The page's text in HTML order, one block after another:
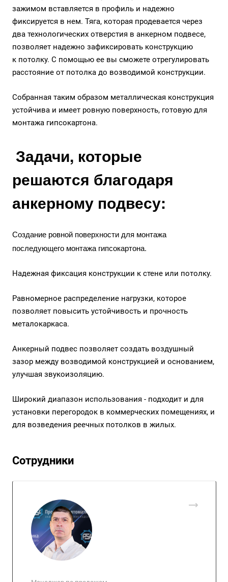
зажимом вставляется в профиль и надежно
фиксируется в нем. Тяга, которая продевается через
два технологических отверстия в анкерном подвесе,
позволяет надежно зафиксировать конструкцию
к потолку. С помощью ее вы сможете отрегулировать
расстояние от потолка до возводимой конструкции.
Собранная таким образом металлическая конструкция
устойчива и имеет ровную поверхность, готовую для
монтажа гипсокартона.
Задачи, которые
решаются благодаря
анкерному подвесу:
Создание ровной поверхности для монтажа
последующего монтажа гипсокартона.
Надежная фиксация конструкции к стене или потолку.
Равномерное распределение нагрузки, которое
позволяет повысить устойчивость и прочность
металокаркаса.
Анкерный подвес позволяет создать воздушный
зазор между возводимой конструкцией и основанием,
улучшая звукоизоляцию.
Широкий диапазон использования - подходит и для
установки перегородок в коммерческих помещениях, и
для возведения реечных потолков в жилых.
Сотрудники